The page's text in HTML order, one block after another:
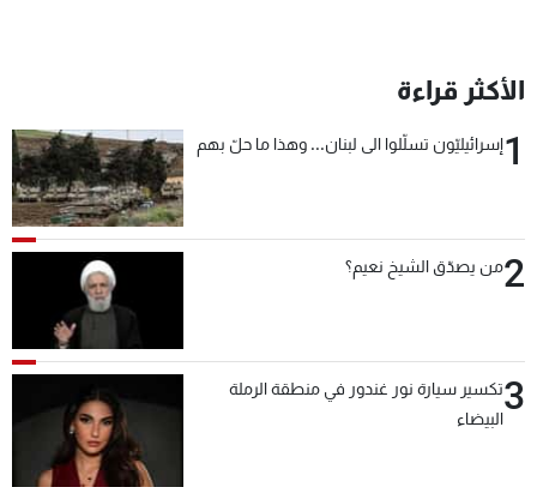
الأكثر قراءة
1إسرائيليّون تسلّلوا الى لبنان... وهذا ما حلّ بهم
2من يصدّق الشيخ نعيم؟
3تكسير سيارة نور غندور في منطقة الرملة
البيضاء